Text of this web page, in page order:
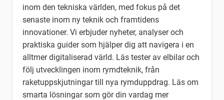
inom den tekniska världen, med fokus på det
senaste inom ny teknik och framtidens
innovationer. Vi erbjuder nyheter, analyser och
praktiska guider som hjälper dig att navigera i en
alltmer digitaliserad värld. Läs tester av elbilar och
följ utvecklingen inom rymdteknik, från
raketuppskjutningar till nya rymduppdrag. Läs om
smarta lösningar som gör din vardag mer